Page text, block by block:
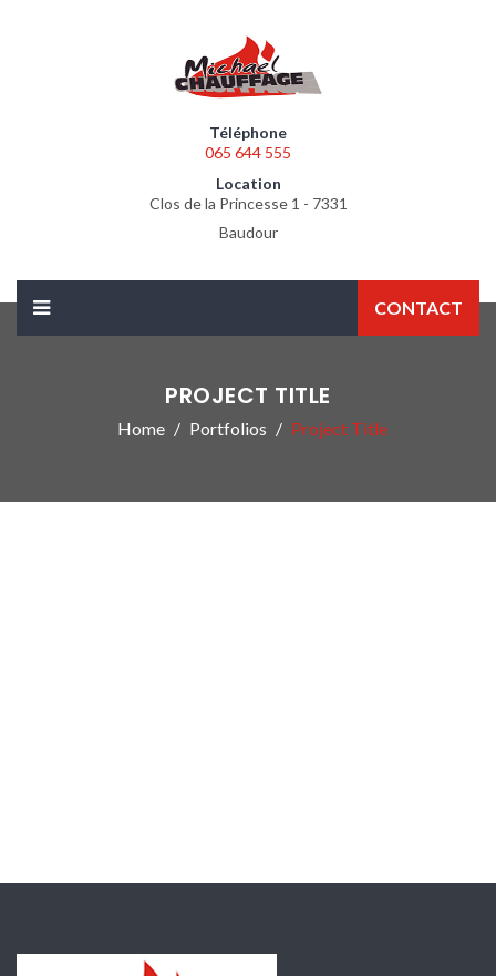
Téléphone
065 644 555
Location
Clos de la Princesse 1 - 7331
Baudour
CONTACT
PROJECT TITLE
Home Portfolios Project Title